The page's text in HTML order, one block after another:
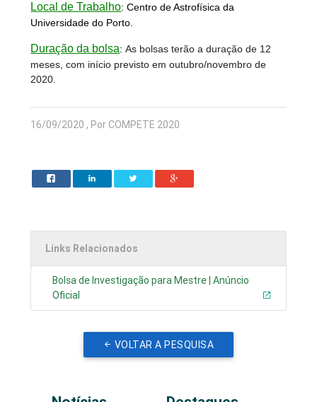
Local de Trabalho: Centro de Astrofísica da
Universidade do Porto.
Duração da bolsa:As bolsas terão a duração de 12
meses, com início previsto em outubro/novembro de
2020.
16/09/2020 , Por COMPETE 2020
Links Relacionados
Bolsa de Investigação para Mestre | Anúncio
Oficial
VOLTAR A PESQUISA